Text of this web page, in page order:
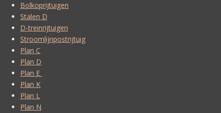
Bolkoprijtuigen
Stalen D
D-treinrijtuigen
Stroomlijnpostrijtuig
Plan C
Plan D
Plan E
Plan K
Plan L
Plan N